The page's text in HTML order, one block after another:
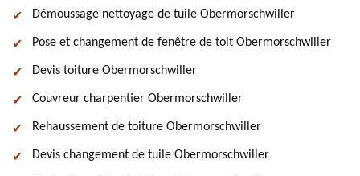
Démoussage nettoyage de tuile Obermorschwiller
Pose et changement de fenêtre de toit Obermorschwiller
Devis toiture Obermorschwiller
Couvreur charpentier Obermorschwiller
Rehaussement de toiture Obermorschwiller
Devis changement de tuile Obermorschwiller